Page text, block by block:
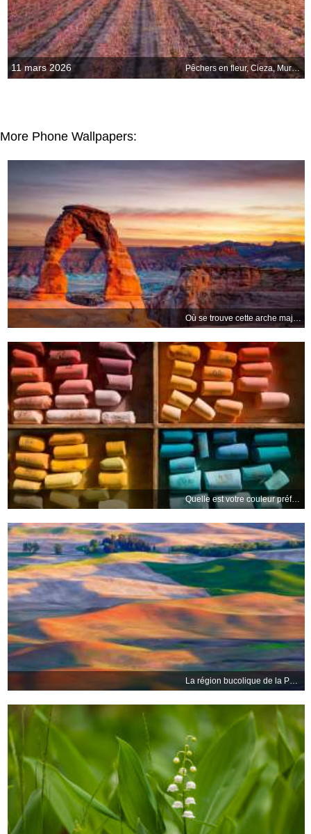
11 mars 2026 Pêchers en fleur, Cieza, Murcie, Espagne
More Phone Wallpapers:
Quelle est votre couleur préférée ?
La région bucolique de la Palouse